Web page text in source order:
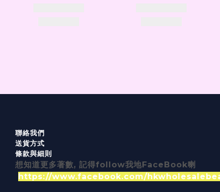
聯絡我們
送貨方式
條款與細則
想知道更多著數, 記得follow我地FaceBook喇
https://www.facebook.com/